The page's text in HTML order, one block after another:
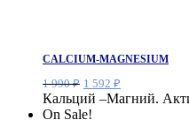
CALCIUM-MAGNESIUM
1 990₽ Первоначальная
цена
составляла
1 592 ₽
цена:
Кальций –Магний.
On Sale!